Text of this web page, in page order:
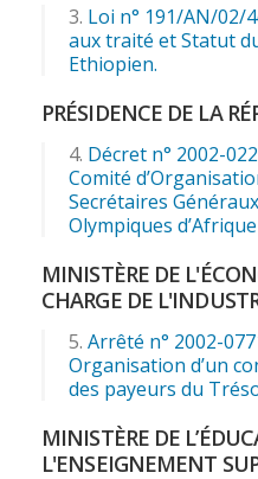
Loi n° 191/AN/02/
aux traité et Statut
Ethiopien.
PRÉSIDENCE DE LA
Décret n° 2002-
Comité
Secrétaires
Olympiques
MINISTÈRE DE
CHARGE DE
Arrêté n° 2002-
Organisation d’un
des payeurs du
MINISTÈRE DE
L'ENSEIGNEMENT